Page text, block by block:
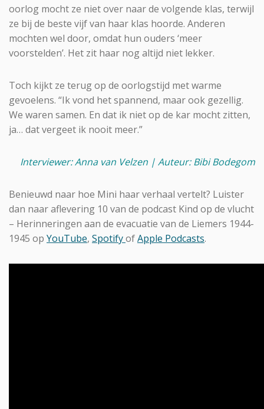
oorlog mocht ze niet over naar de volgende klas, terwijl
ze bij de beste vijf van haar klas hoorde. Anderen
mochten wel door, omdat hun ouders ‘meer
voorstelden’. Het zit haar nog altijd niet lekker.
Toch kijkt ze terug op de oorlogstijd met warme
gevoelens. “Ik vond het spannend, maar ook gezellig.
We waren samen. En dat ik niet op de kar mocht zitten,
ja… dat vergeet ik nooit meer.”
Interviewer: Anna van Velzen | Auteur: Bibi Bodegom
Benieuwd naar hoe Mini haar verhaal vertelt? Luister
dan naar aflevering 10 van de podcast Kind op de vlucht
– Herinneringen aan de evacuatie van de Liemers 1944-
1945 op YouTube, SpotifyofApple Podcasts.